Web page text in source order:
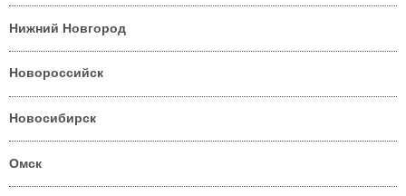
Нижний Новгород
Новороссийск
Новосибирск
Омск